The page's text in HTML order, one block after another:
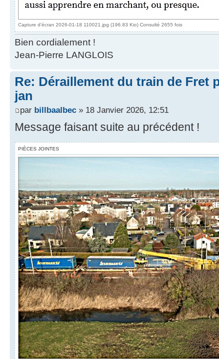
Capture d'écran 2026-01-18 110021.jpg (196.83 Kio) Consulté 2655 fois
Bien cordialement !
Jean-Pierre LANGLOIS
Re: Déraillement du train de Fret
jan
par billbaalbec » 18 Janvier 2026, 12:51
Message faisant suite au précédent !
PIÈCES JOINTES